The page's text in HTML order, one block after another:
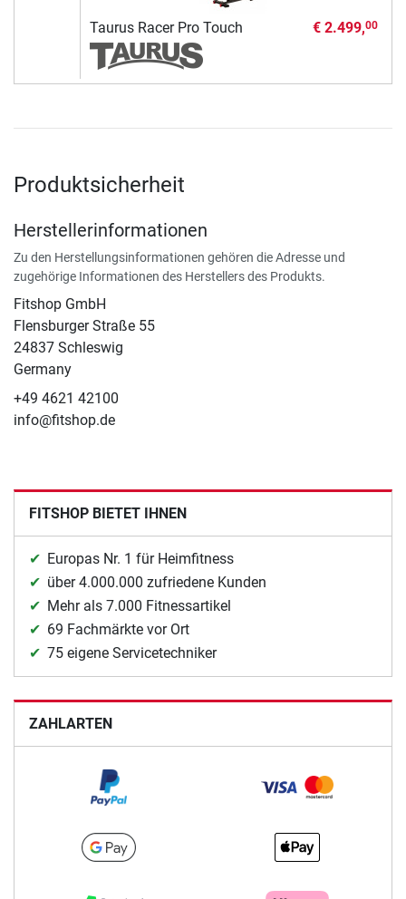
Taurus Racer Pro Touch € 2.499,00
Produktsicherheit
Herstellerinformationen
Zu den Herstellungsinformationen gehören die Adresse und
zugehörige Informationen des Herstellers des Produkts.
Fitshop GmbH
Flensburger Straße 55
24837 Schleswig
Germany
+49 4621 42100
info@fitshop.de
FITSHOP BIETET IHNEN
Europas Nr. 1 für Heimfitness
über 4.000.000 zufriedene Kunden
Mehr als 7.000 Fitnessartikel
69 Fachmärkte vor Ort
75 eigene Servicetechniker
ZAHLARTEN